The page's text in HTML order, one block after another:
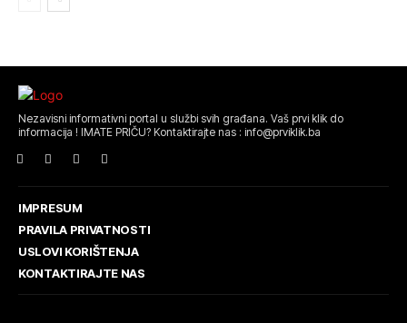
Nezavisni informativni portal u službi svih građana. Vaš prvi klik do
informacija ! IMATE PRIČU? Kontaktirajte nas : info@prviklik.ba
IMPRESUM
PRAVILA PRIVATNOSTI
USLOVI KORIŠTENJA
KONTAKTIRAJTE NAS